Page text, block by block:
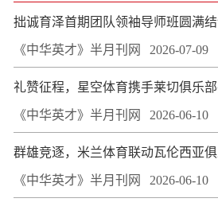
拙诚育泽首期团队领袖导师班圆满
《中华英才》半月刊网 2026-07-09
礼赞征程，星空体育携手莱切俱乐
《中华英才》半月刊网 2026-06-10
群雄竞逐，米兰体育联动瓦伦西亚
《中华英才》半月刊网 2026-06-10